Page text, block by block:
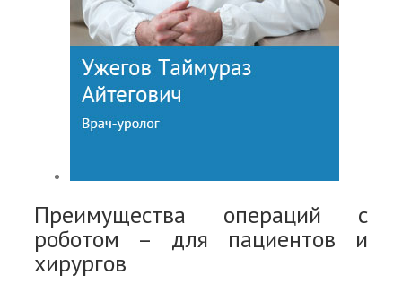
Преимущества операций с
роботом – для пациентов и
хирургов